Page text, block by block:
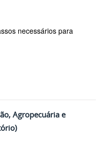
necessários para
Agropecuária e